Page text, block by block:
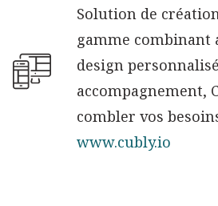
Solution de
gamme combinant
design
accompagnement,
combler vos
www.cubly.io